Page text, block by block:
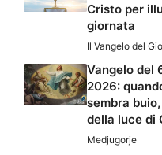
Cristo per
giornata
Il Vangelo del
Vangelo del
2026:
sembra
della luce di
Medjugorje